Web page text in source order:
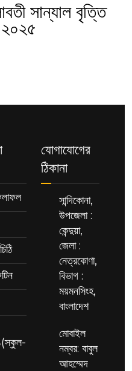
সান্যাল বৃত্তি
যোগাযোগের
ঠিকানা
সান্দিকোনা,
উপজেলা :
কেন্দুয়া,
জেলা :
নেত্রকোণা,
বিভাগ :
ময়মনসিংহ,
বাংলাদেশ
মোবাইল
নম্বর: বাবুল
আহম্মেদ